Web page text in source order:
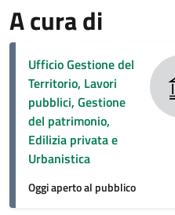
A cura di
Ufficio Gestione del
Territorio, Lavori
pubblici, Gestione
del patrimonio,
Edilizia privata e
Urbanistica
Oggi aperto al pubblico